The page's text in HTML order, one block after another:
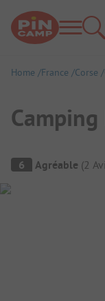
Home France Corse
Aperçu du
6 Agréable (2